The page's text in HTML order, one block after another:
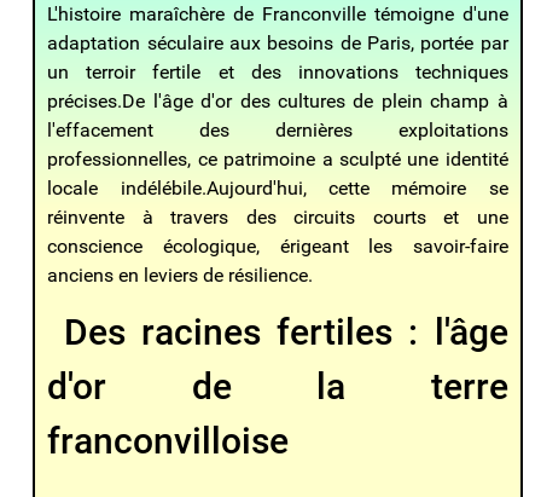
L'histoire maraîchère de Franconville témoigne d'une
adaptation séculaire aux besoins de Paris, portée par
un terroir fertile et des innovations techniques
précises.De l'âge d'or des cultures de plein champ à
l'effacement des dernières exploitations
professionnelles, ce patrimoine a sculpté une identité
locale indélébile.Aujourd'hui, cette mémoire se
réinvente à travers des circuits courts et une
conscience écologique, érigeant les savoir-faire
anciens en leviers de résilience.
Des racines fertiles : l'âge
d'or de la terre
franconvilloise